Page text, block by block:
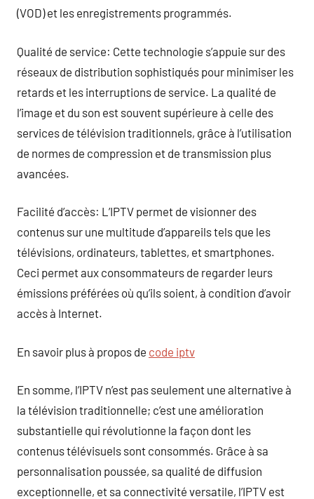
(VOD) et les enregistrements programmés.
Qualité de service: Cette technologie s’appuie sur des
réseaux de distribution sophistiqués pour minimiser les
retards et les interruptions de service. La qualité de
l’image et du son est souvent supérieure à celle des
services de télévision traditionnels, grâce à l’utilisation
de normes de compression et de transmission plus
avancées.
Facilité d’accès: L’IPTV permet de visionner des
contenus sur une multitude d’appareils tels que les
télévisions, ordinateurs, tablettes, et smartphones.
Ceci permet aux consommateurs de regarder leurs
émissions préférées où qu’ils soient, à condition d’avoir
accès à Internet.
En savoir plus à propos de code iptv
En somme, l’IPTV n’est pas seulement une alternative à
la télévision traditionnelle; c’est une amélioration
substantielle qui révolutionne la façon dont les
contenus télévisuels sont consommés. Grâce à sa
personnalisation poussée, sa qualité de diffusion
exceptionnelle, et sa connectivité versatile, l’IPTV est